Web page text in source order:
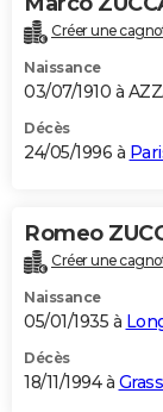
Créer une
Naissance
03/07/1910 à
Décès
24/05/1996 à
Romeo
Créer une
Naissance
05/01/1935 à
Décès
18/11/1994 à